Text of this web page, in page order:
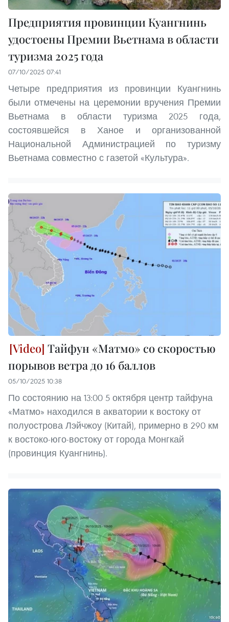
Предприятия провинции Куангнинь
удостоены Премии Вьетнама в области
туризма 2025 года
07/10/2025 07:41
Четыре предприятия из провинции Куангнинь
были отмечены на церемонии вручения Премии
Вьетнама в области туризма 2025 года,
состоявшейся в Ханое и организованной
Национальной Администрацией по туризму
Вьетнама совместно с газетой «Культура».
Тайфун «Матмо» со скоростью
порывов ветра до 16 баллов
05/10/2025 10:38
По состоянию на 13:00 5 октября центр тайфуна
«Матмо» находился в акватории к востоку от
полуострова Лэйчжоу (Китай), примерно в 290 км
к востоко-юго-востоку от города Монгкай
(провинция Куангнинь).